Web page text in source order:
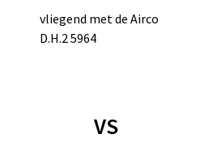
vliegend met de Airco
D.H.25964
VS